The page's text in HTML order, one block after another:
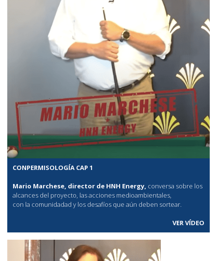
CONPERMISOLOGÍA CAP 1
Mario Marchese, director de HNH Energy, conversa sobre los
alcances del proyecto, las acciones medioambientales,
con la comunidadad y los desafíos que aún deben sortear.
VER VÍDEO